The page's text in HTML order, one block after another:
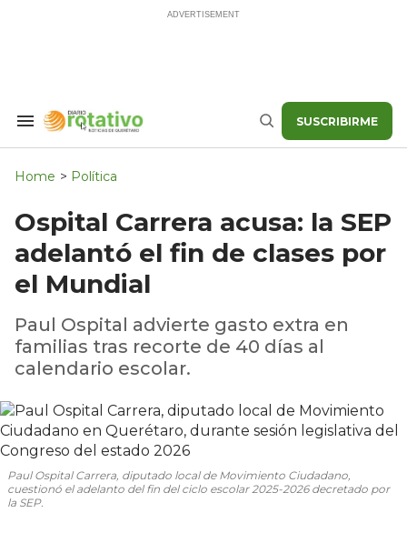
Search
Navigation
Buscar SUSCRIBIRME
Home > Política
Ospital Carrera acusa: la SEP
adelantó el fin de clases por
el Mundial
Paul Ospital advierte gasto extra en
familias tras recorte de 40 días al
calendario escolar.
Paul Ospital Carrera, diputado local de Movimiento Ciudadano,
cuestionó el adelanto del fin del ciclo escolar 2025-2026 decretado por
la SEP.